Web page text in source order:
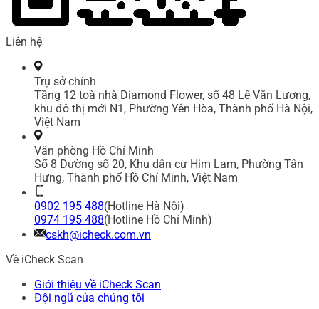
Liên hệ
Trụ sở chính
Tầng 12 toà nhà Diamond Flower, số 48 Lê Văn Lương,
khu đô thị mới N1, Phường Yên Hòa, Thành phố Hà Nội,
Việt Nam
Văn phòng Hồ Chí Minh
Số 8 Đường số 20, Khu dân cư Him Lam, Phường Tân
Hưng, Thành phố Hồ Chí Minh, Việt Nam
0902 195 488(Hotline Hà Nội)
0974 195 488(Hotline Hồ Chí Minh)
cskh@icheck.com.vn
Về iCheck Scan
Giới thiệu về iCheck Scan
Đội ngũ của chúng tôi